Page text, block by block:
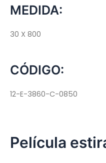
MEDIDA:
30 X 800
CÓDIGO:
12-E-3860-C-0850
Película